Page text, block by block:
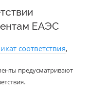
ЕАЭС
соответствия,
предусматривают
.